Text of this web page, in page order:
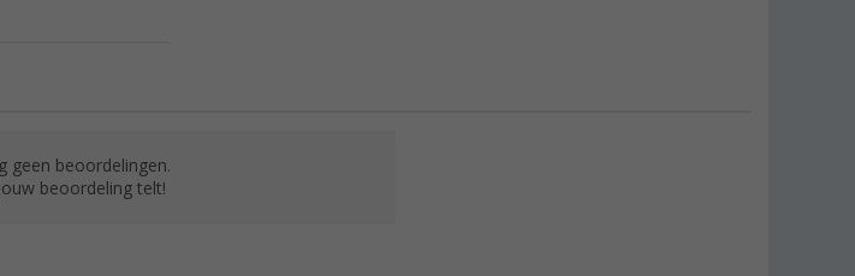
geen beoordelingen.
beoordeling telt!